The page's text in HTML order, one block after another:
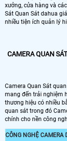
xưởng, cửa hàng và
Sát Quan Sát dahua
nhiều tiện ích quản lý
CAMERA QUAN
Camera Quan Sát
mang đến trải nghiệm
thương hiệu có nhiều
quan sát trong đó
chính cho nền công
CÔNG NGHỆ CAMERA